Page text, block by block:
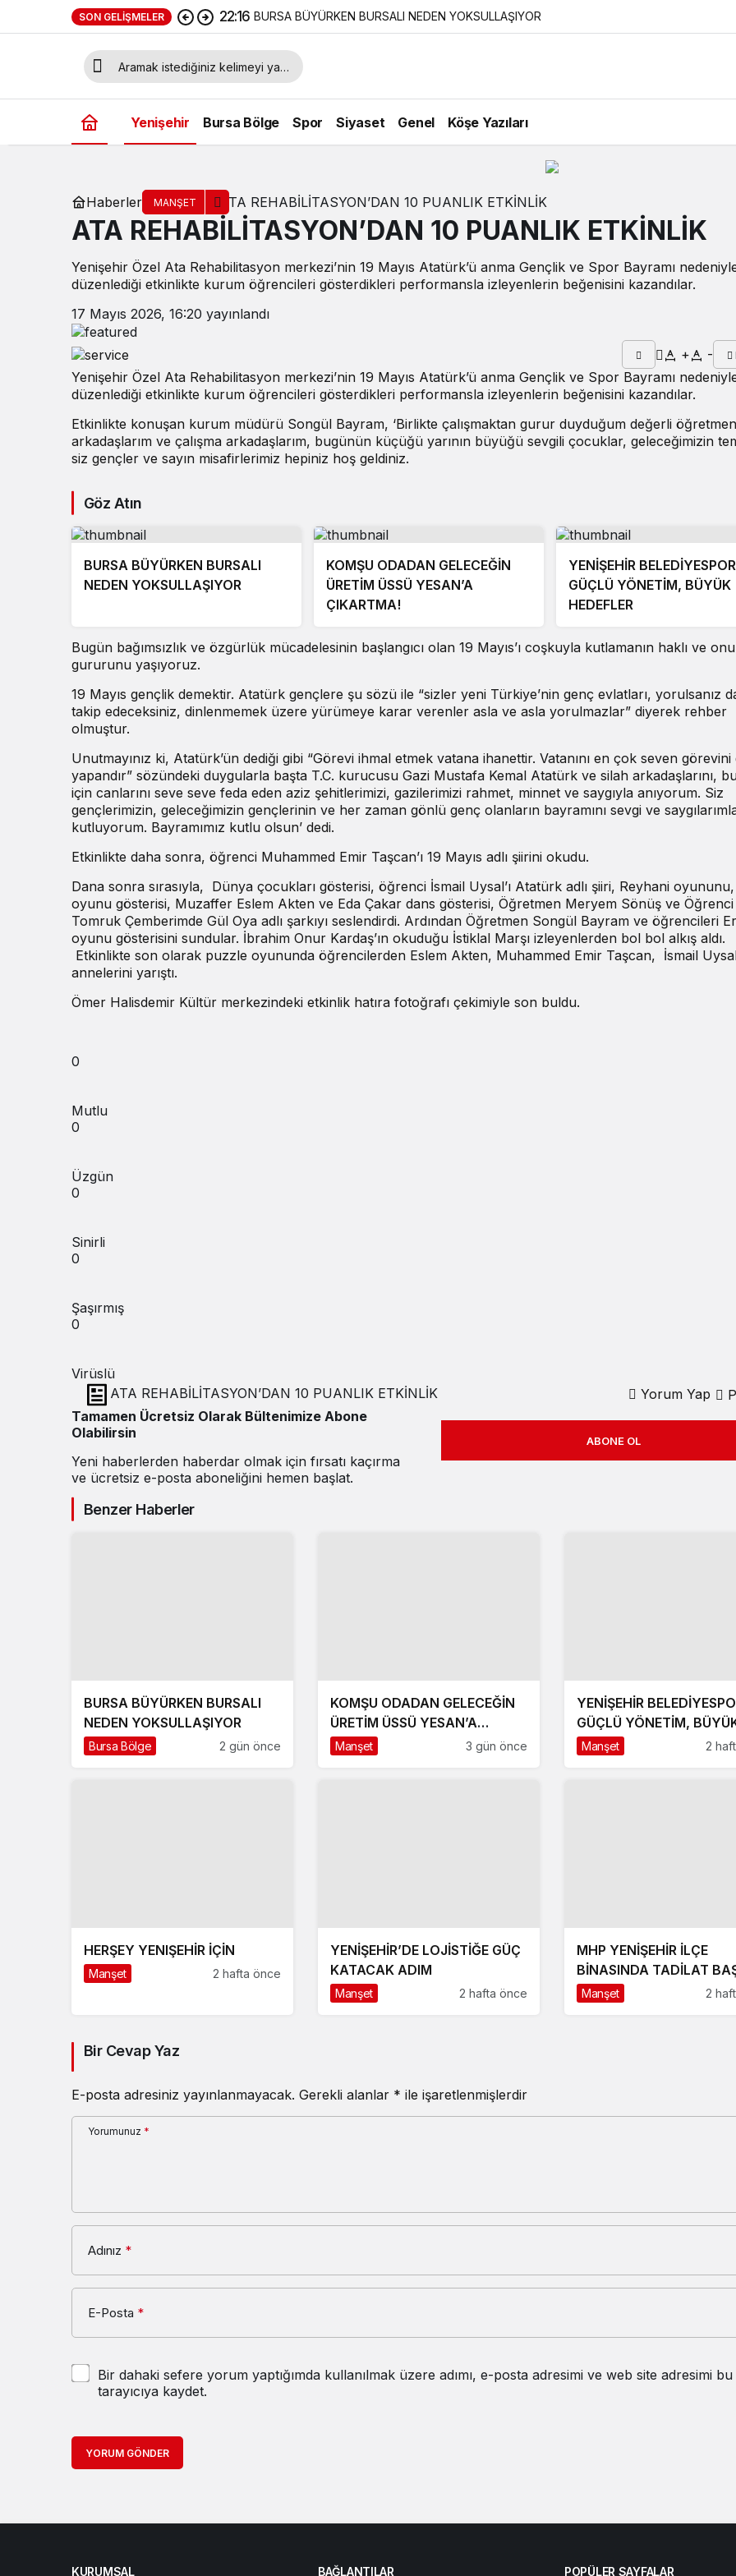
SON GELIŞMELER 22:16 BURSA BÜYÜRKEN BURSALI NEDEN YOKSULLAŞIYOR
Yenişehir Bursa Bölge Spor Siyaset Genel Köşe Yazıları
Haberler MANŞET ATA REHABİLİTASYON’DAN 10 PUANLIK ETKİNLİK
ATA REHABİLİTASYON’DAN 10 PUANLIK ETKİNLİK
Yenişehir Özel Ata Rehabilitasyon merkezi’nin 19 Mayıs Atatürk’ü anma Gençlik ve Spor Bayramı
düzenlediği etkinlikte kurum öğrencileri gösterdikleri performansla izleyenlerin beğenisini kazandılar.
17 Mayıs 2026, 16:20 yayınlandı
+ -
Yenişehir Özel Ata Rehabilitasyon merkezi’nin 19 Mayıs Atatürk’ü anma Gençlik ve Spor Bayramı
düzenlediği etkinlikte kurum öğrencileri gösterdikleri performansla izleyenlerin beğenisini kazandılar.
Etkinlikte konuşan kurum müdürü Songül Bayram, ‘Birlikte çalışmaktan gurur duyduğum değerli öğretmen
arkadaşlarım ve çalışma arkadaşlarım, bugünün küçüğü yarının büyüğü sevgili çocuklar, geleceğimizin
siz gençler ve sayın misafirlerimiz hepiniz hoş geldiniz.
Göz Atın
BURSA BÜYÜRKEN BURSALI
NEDEN YOKSULLAŞIYOR
KOMŞU ODADAN GELECEĞİN
ÜRETİM ÜSSÜ YESAN’A
ÇIKARTMA!
YENİŞEHİR
GÜÇLÜ YÖNETİM, BÜYÜK
HEDEFLER
Bugün bağımsızlık ve özgürlük mücadelesinin başlangıcı olan 19 Mayıs’ı coşkuyla kutlamanın haklı ve
gururunu yaşıyoruz.
19 Mayıs gençlik demektir. Atatürk gençlere şu sözü ile “sizler yeni Türkiye’nin genç evlatları, yorulsanız
takip edeceksiniz, dinlenmemek üzere yürümeye karar verenler asla ve asla yorulmazlar” diyerek rehber
olmuştur.
Unutmayınız ki, Atatürk’ün dediği gibi “Görevi ihmal etmek vatana ihanettir. Vatanını en çok seven görevini
yapandır” sözündeki duygularla başta T.C. kurucusu Gazi Mustafa Kemal Atatürk ve silah arkadaşlarını,
için canlarını seve seve feda eden aziz şehitlerimizi, gazilerimizi rahmet, minnet ve saygıyla anıyorum. Siz
gençlerimizin, geleceğimizin gençlerinin ve her zaman gönlü genç olanların bayramını sevgi ve
kutluyorum. Bayramımız kutlu olsun’ dedi.
Etkinlikte daha sonra, öğrenci Muhammed Emir Taşcan’ı 19 Mayıs adlı şiirini okudu.
Dana sonra sırasıyla, Dünya çocukları gösterisi, öğrenci İsmail Uysal’ı Atatürk adlı şiiri, Reyhani
oyunu gösterisi, Muzaffer Eslem Akten ve Eda Çakar dans gösterisi, Öğretmen Meryem Sönüş ve
Tomruk Çemberimde Gül Oya adlı şarkıyı seslendirdi. Ardından Öğretmen Songül Bayram ve öğrencileri
oyunu gösterisini sundular. İbrahim Onur Kardaş’ın okuduğu İstiklal Marşı izleyenlerden bol bol alkış aldı.
Etkinlikte son olarak puzzle oyununda öğrencilerden Eslem Akten, Muhammed Emir Taşcan, İsmail
annelerini yarıştı.
Ömer Halisdemir Kültür merkezindeki etkinlik hatıra fotoğrafı çekimiyle son buldu.
0
Mutlu
0
Üzgün
0
Sinirli
0
Şaşırmış
0
Virüslü
ATA REHABİLİTASYON’DAN 10 PUANLIK ETKİNLİK
Yorum Yap
Tamamen Ücretsiz Olarak Bültenimize Abone
Olabilirsin
Yeni haberlerden haberdar olmak için fırsatı kaçırma
ve ücretsiz e-posta aboneliğini hemen başlat.
ABONE OL
Benzer Haberler
BURSA BÜYÜRKEN BURSALI
NEDEN YOKSULLAŞIYOR
Bursa Bölge 2 gün önce
KOMŞU ODADAN GELECEĞİN
ÜRETİM ÜSSÜ YESAN’A
ÇIKARTMA!
Manşet 3 gün önce
YENİŞEHİR
GÜÇLÜ YÖNETİM,
HEDEFLER
Manşet 2
HERŞEY YENIŞEHİR İÇİN
Manşet 2 hafta önce
YENİŞEHİR’DE LOJİSTİĞE GÜÇ
KATACAK ADIM
Manşet 2 hafta önce
MHP YENİŞEHİR İLÇE
BİNASINDA TADİLAT
Manşet 2
Bir Cevap Yaz
E-posta adresiniz yayınlanmayacak. Gerekli alanlar * ile işaretlenmişlerdir
Yorumunuz *
Adınız *
E-Posta *
Bir dahaki sefere yorum yaptığımda kullanılmak üzere adımı, e-posta adresimi ve web site adresimi bu
tarayıcıya kaydet.
YORUM GÖNDER
KURUMSAL BAĞLANTILAR POPÜLER SAYFALAR